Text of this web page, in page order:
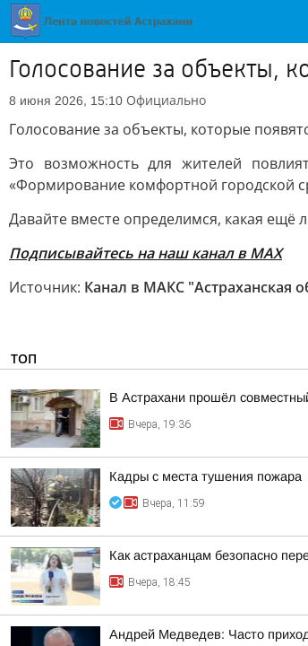
Голосование за объекты,
8 июня 2026, 15:10 Официально
Голосование за объекты, которые
Это возможность для жителей
«Формирование комфортной городской
Давайте вместе определимся, какая ещё
Подписывайтесь на наш канал в МАХ
Источник: Канал в МАКС "Астраханская
ТОП
В Астрахани прошёл
Вчера, 19:36
Кадры с места тушения пожара
Вчера, 11:59
Как астраханцам безопасно
Вчера, 18:45
Андрей Медведев: Часто